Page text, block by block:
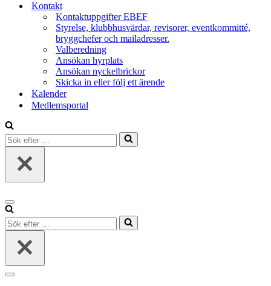
Kontakt
Kontaktuppgifter EBEF
Styrelse, klubbhusvärdar, revisorer, eventkommitté,
bryggchefer och mailadresser.
Valberedning
Ansökan hyrplats
Ansökan nyckelbrickor
Skicka in eller följ ett ärende
Kalender
Medlemsportal
Sök
efter
Navigeringsmeny
Sök
efter
Navigeringsmeny